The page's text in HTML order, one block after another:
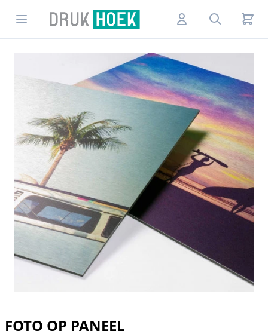
Open menuDrukhoek NL AccountSearch
FOTO OP PANEEL